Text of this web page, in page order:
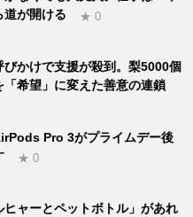
道が開ける
★ 0
びかけで支援が殺到。梨5000個
「希望」に変えた善意の連鎖
Pro 3がプライムデー後
★ 0
ヒャーとペットボトル」があれ